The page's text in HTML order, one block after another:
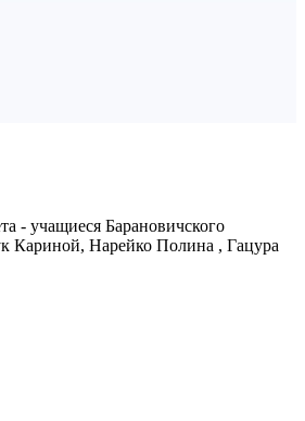
- учащиеся Барановичского
Кариной, Нарейко Полина , Гацура